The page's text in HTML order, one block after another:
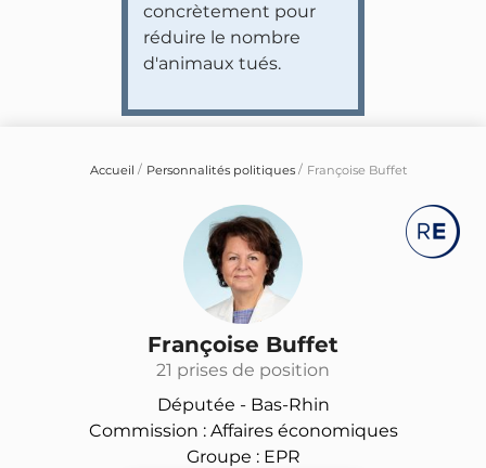
concrètement pour
réduire le nombre
d'animaux tués.
Accueil Personnalités politiques Françoise Buffet
Françoise Buffet
21 prises de position
Députée - Bas-Rhin
Commission : Affaires économiques
Groupe : EPR